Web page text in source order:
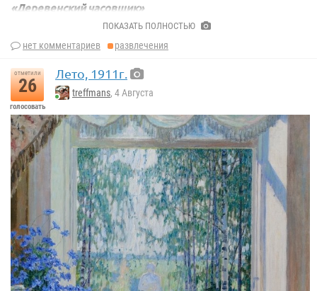
«Деревенский часовщик»
Эббот Фуллер ГрэйвзПОКАЗАТЬ ПОЛНОСТЬЮ
нет комментариев развлечения
отметили
26
голосовать
Лето, 1911г.
treffmans, 4 Августа